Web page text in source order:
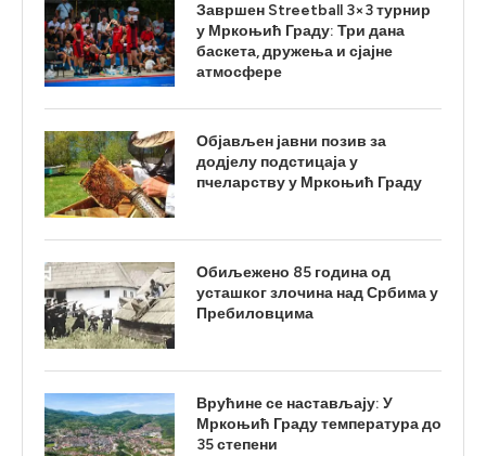
Завршен Streetball 3×3 турнир
у Мркоњић Граду: Три дана
баскета, дружења и сјајне
атмосфере
Објављен јавни позив за
додјелу подстицаја у
пчеларству у Мркоњић Граду
Обиљежено 85 година од
усташког злочина над Србима у
Пребиловцима
Врућине се настављају: У
Мркоњић Граду температура до
35 степени